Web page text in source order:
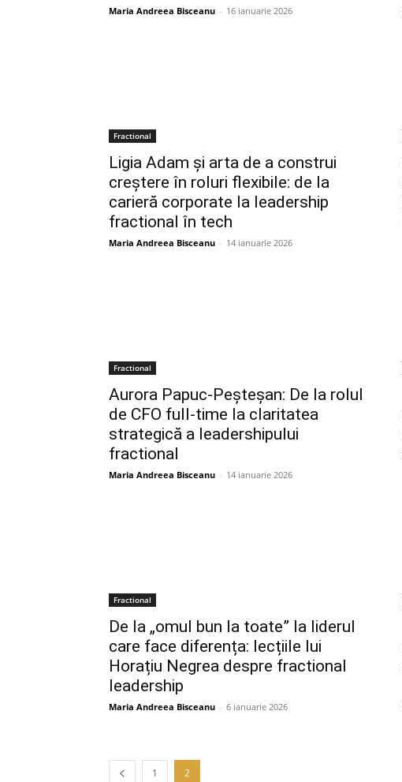
Maria Andreea Bisceanu - 16 ianuarie 2026
Fractional
Ligia Adam și arta de a construi
creștere în roluri flexibile: de la
carieră corporate la leadership
fractional în tech
Maria Andreea Bisceanu - 14 ianuarie 2026
Fractional
Aurora Papuc-Peșteșan: De la rolul
de CFO full-time la claritatea
strategică a leadershipului
fractional
Maria Andreea Bisceanu - 14 ianuarie 2026
Fractional
De la „omul bun la toate” la liderul
care face diferența: lecțiile lui
Horațiu Negrea despre fractional
leadership
Maria Andreea Bisceanu - 6 ianuarie 2026
1 2